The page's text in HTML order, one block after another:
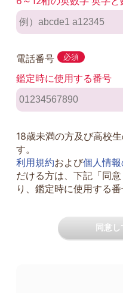
電話番号 必須
鑑定時に使用する番号
18歳未満の方及び高校
す。
利用規約および個人情
だける方は、下記「同
り、鑑定時に使用する
同意